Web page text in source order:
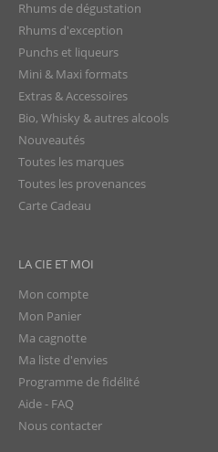
Rhums de dégustation
Rhums d'exception
Punchs et liqueurs
Mini & Maxi formats
Extras & Accessoires
Bio, Whisky & autres alcools
Nouveautés
Toutes les marques
Toutes les provenances
Carte Cadeau
LA CIE ET MOI
Mon compte
Mon Panier
Ma cagnotte
Ma liste d'envies
Programme de fidélité
Aide - FAQ
Nous contacter